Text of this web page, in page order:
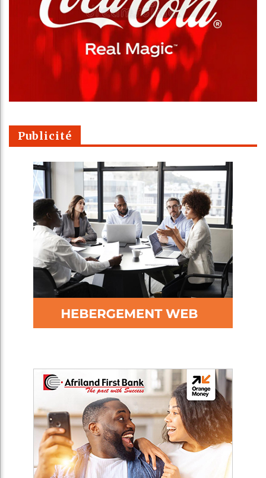
Publicité